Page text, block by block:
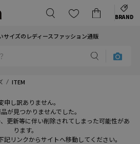
BRAND
サイズのレディースファッション通販
ITEM
申し訳ありません。
が見つかりませんでした。
更新等に伴い削除されてしまった可能性があ
ります。
リンクからサイトへ移動してください。